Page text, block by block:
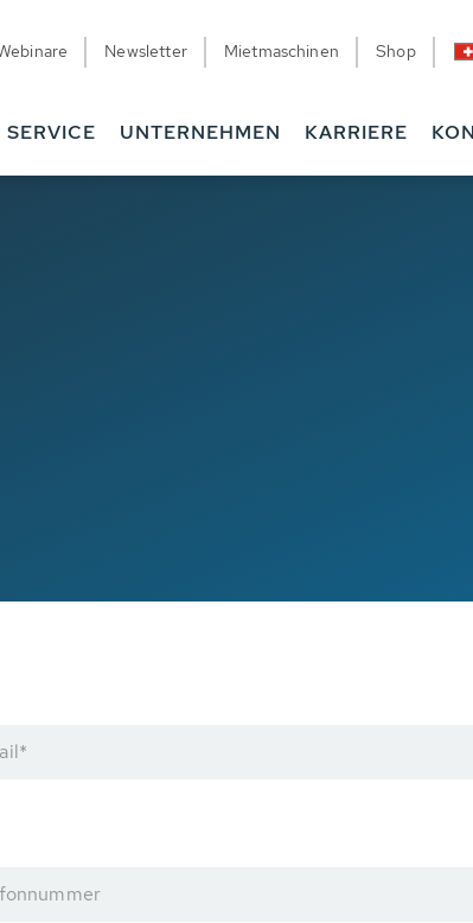
Newsletter Mietmaschinen Shop
SERVICE UNTERNEHMEN KARRIERE
*